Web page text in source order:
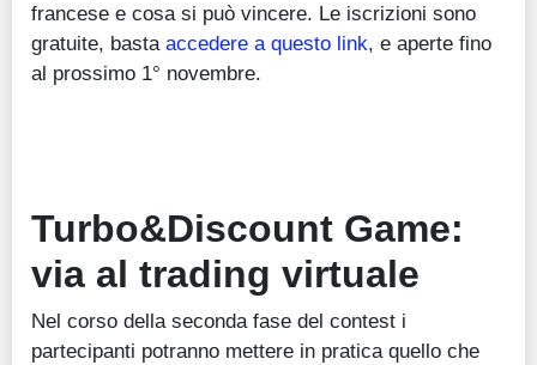
francese e cosa si può vincere. Le iscrizioni sono
gratuite, basta accedere a questo link, e aperte fino
al prossimo 1° novembre.
Turbo&Discount Game:
via al trading virtuale
Nel corso della seconda fase del contest i
partecipanti potranno mettere in pratica quello che